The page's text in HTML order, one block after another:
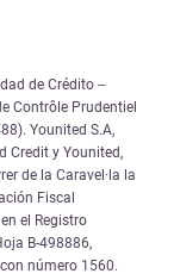
de Crédito –
Contrôle Prudentiel
Younited S.A,
Credit y Younited,
de la Caravel·la la
Fiscal
el Registro
B-498886,
número 1560.